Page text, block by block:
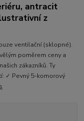
antracit
z
ventilační (sklopné).
poměrem ceny a
zákazníků. Ty
✓ Pevný 5-komorový